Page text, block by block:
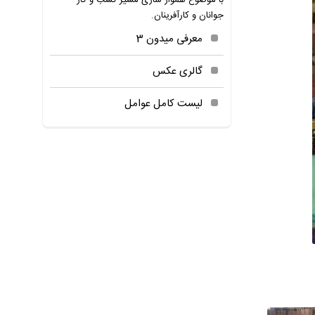
جوانان و کارآفرینان.
معرفی میدون 3
گالری عکس
لیست کامل عوامل